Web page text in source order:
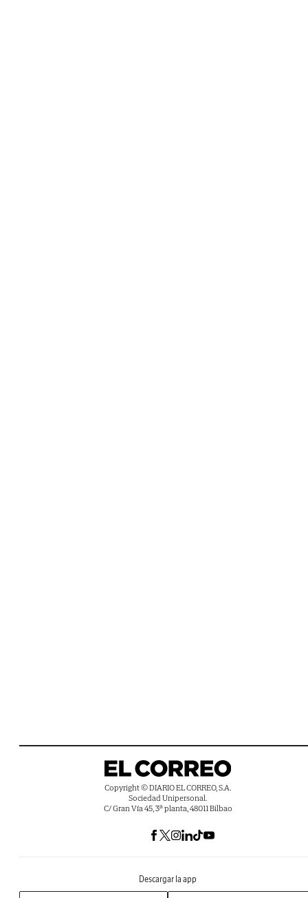
Copyright © DIARIO EL CORREO, S.A.
Sociedad Unipersonal.
C/ Gran Vía 45, 3ª planta, 48011 Bilbao
Descargar la app